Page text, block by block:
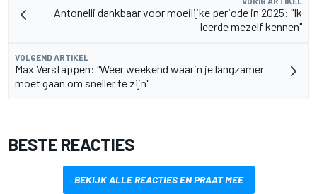
Antonelli dankbaar voor moeilijke periode in 2025: "Ik
leerde mezelf kennen"
VOLGEND ARTIKEL
Max Verstappen: "Weer weekend waarin je langzamer
moet gaan om sneller te zijn"
BESTE REACTIES
BEKIJK ALLE REACTIES EN PRAAT MEE